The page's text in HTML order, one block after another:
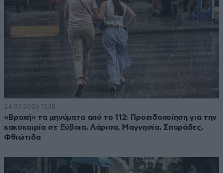
24·07·2026 13:38
«Βροχή» τα μηνύματα από το 112: Προειδοποίηση για την
κακοκαιρία σε Εύβοια, Λάρισα, Μαγνησία, Σποράδες,
Φθιώτιδα